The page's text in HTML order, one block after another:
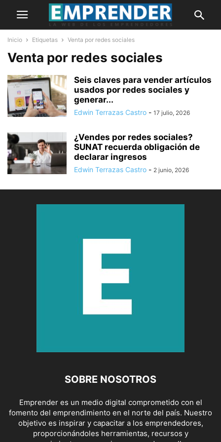
Inicio Etiquetas Venta por redes sociales
Venta por redes sociales
Seis claves para vender artículos
usados por redes sociales y
generar...
Edwin Terrazas Castro - 17 julio, 2026
¿Vendes por redes sociales?
SUNAT recuerda obligación de
declarar ingresos
Edwin Terrazas Castro - 2 junio, 2026
SOBRE NOSOTROS
Emprender es un medio digital comprometido con el
fomento del emprendimiento en el norte del país. Nuestro
objetivo es inspirar y capacitar a los emprendedores,
proporcionándoles herramientas, recursos y